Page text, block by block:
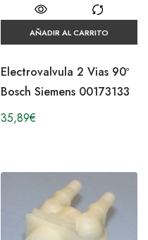
AÑADIR AL CARRITO
Electrovalvula 2 Vias 90º
Bosch Siemens 00173133
35,89€